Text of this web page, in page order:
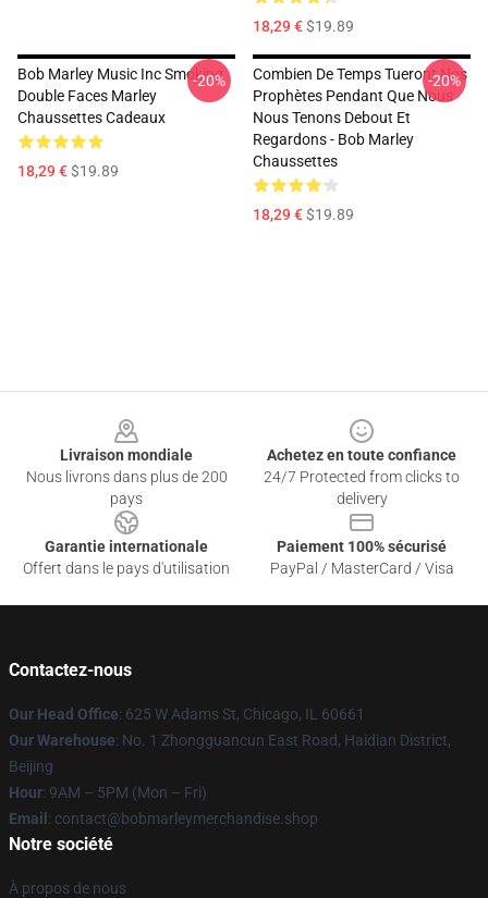
18,29 €$19.89
Bob Marley Music Inc Smoking
Double Faces Marley
Chaussettes Cadeaux
18,29 €$19.89
-20%
Combien De Temps Tueront Nos
Prophètes Pendant Que Nous
Nous Tenons Debout Et
Regardons - Bob Marley
Chaussettes
18,29 €$19.89
-20%
Livraison mondiale
Nous livrons dans plus de 200
pays
Achetez en toute confiance
24/7 Protected from clicks to
delivery
Garantie internationale
Offert dans le pays d'utilisation
Paiement 100% sécurisé
PayPal / MasterCard / Visa
Contactez-nous
Our Head Office: 625 W Adams St, Chicago, IL 60661
Our Warehouse: No. 1 Zhongguancun East Road, Haidian District,
Beijing
Hour: 9AM – 5PM (Mon – Fri)
Email : contact@bobmarleymerchandise.shop
Notre société
À propos de nous